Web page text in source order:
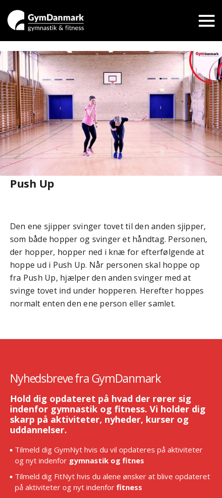
Push Up
Den ene sjipper svinger tovet til den anden sjipper,
som både hopper og svinger et håndtag. Personen,
der hopper, hopper ned i knæ for efterfølgende at
hoppe ud i Push Up. Når personen skal hoppe op
fra Push Up, hjælper den anden svinger med at
svinge tovet ind under hopperen. Herefter hoppes
normalt enten den ene person eller samlet.
Nyhedsbreve fra GymDanmark
Hold dig opdateret på hvad der rører sig
indenfor gymnastik og fitness. Vi holder dig
skarp på aktiviteter, nyheder, kurser og
uddannelser.
Tilmeld dig GymNyt hvis du vil opdateres på aktiviteter
og nyt indenfor gymnastik og fitnes
Tilmeld dig FitNyt hvis du alene ønsker at blive opdateret
på aktiviteter og nyt indenfor fitness